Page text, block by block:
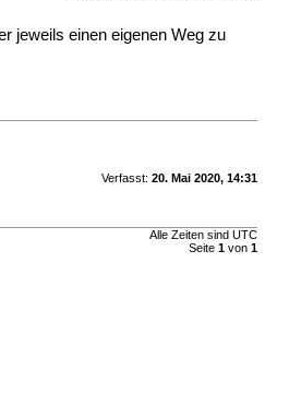
jeweils einen eigenen Weg zu
Verfasst: 20. Mai 2020, 14:31
Alle Zeiten sind UTC
Seite 1von 1